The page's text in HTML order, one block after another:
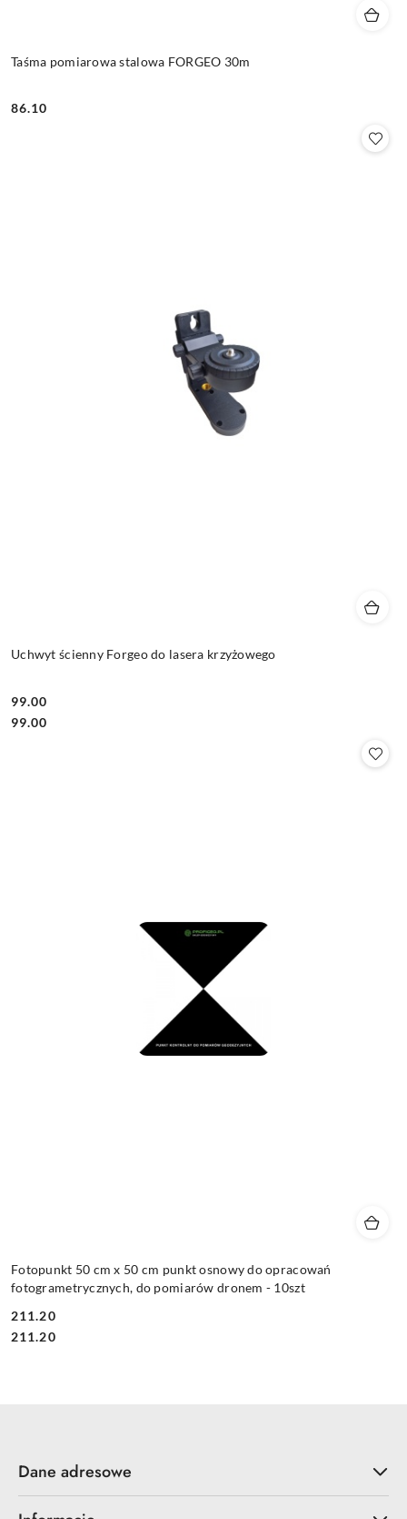
Taśma pomiarowa stalowa FORGEO 30m
Cena:
86.10
Uchwyt ścienny Forgeo do lasera krzyżowego
Cena:
99.00
Cena:
99.00
Fotopunkt 50 cm x 50 cm punkt osnowy do opracowań
fotogrametrycznych, do pomiarów dronem - 10szt
Cena:
211.20
Cena:
211.20
Dane adresowe